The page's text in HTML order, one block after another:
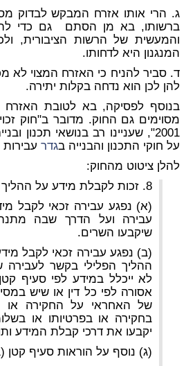
ג. הרי אותו אזרח המבקש לבדוק
ברשותו, בא מן הסתם גם כדי
והמעשית של הרשות הציבורית,
המנגנון היא לדחותו.
ד. סביר להניח כי האזרח המצוי לא
להן לכן הוא נדחה בקלות יתירה.
בנוסף לפסיקה, בא לטובת
מסוימים גם החוק. מדובר ב"חוק
2001", שעניינו רב בנושאי תכנון
על חוקי התכנון והבנייה בגדרעבירות
להלן ציטוט מהחוק:
8. זכות לקבלת מידע על ההליך הפלילי
(א) נפגע עבירה זכאי לקבל
עבירה ועל הדרך שבה
שיקבעו השרים.
(ב) נפגע עבירה זכאי לקבל
ההליך הפלילי בקשר לעבירה
לא ייכלל במידע לפי סעיף
אסורה לפי כל דין או שיש
של האחראי על החקירה או
בחקירה או בפרטיותו או
יקבעו את דרכי קבלת המידע
(ג) נוסף על הוראות סעיף קטן